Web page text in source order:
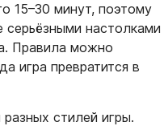
15–30 минут, поэтому
серьёзными настолками
Правила можно
игра превратится в
стилей игры.